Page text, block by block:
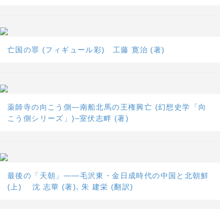
亡国の罪 (フィギュール彩) 工藤 寛治 (著)
薬師寺の向こう側―南船北馬の王権興亡 (幻想史学「向
こう側シリーズ」)–室伏志畔 (著)
最後の「天朝」――毛沢東・金日成時代の中国と北朝鮮
(上) 沈 志華 (著), 朱 建栄 (翻訳)